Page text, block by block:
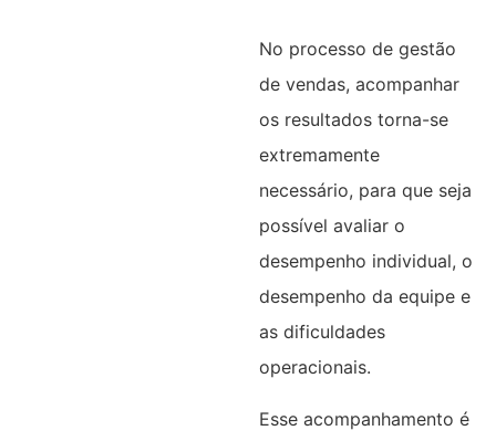
No processo de gestão
de vendas, acompanhar
os resultados torna-se
extremamente
necessário, para que seja
possível avaliar o
desempenho individual, o
desempenho da equipe e
as dificuldades
operacionais.
Esse acompanhamento é